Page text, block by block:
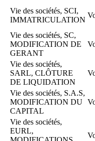
Vie des sociétés, SCI,
IMMATRICULATION
Vie des sociétés, SC,
MODIFICATION DE
GERANT
Vie des sociétés,
SARL, CLÔTURE
DE LIQUIDATION
Vie des sociétés, S.A.S,
MODIFICATION DU
CAPITAL
Vie des sociétés,
EURL,